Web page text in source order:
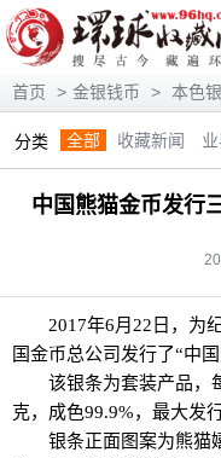
首页 > 金银钱币 > 本色
分类 全部 收藏新闻
展会信息
艺术投资
藏趣逸闻
艺术评论
中国熊猫金币发行
2017年6月22日，为
国金币总公司发行了“中
该银条为套装产品，
克，成色99.9%，最大发
银条正面图案为熊猫